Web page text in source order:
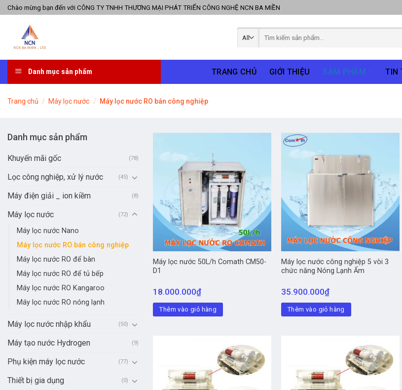
Skip
to
content
Chào mừng bạn đến với CÔNG TY TNHH THƯƠNG MẠI PHÁT TRIỂN CÔNG NGHỆ NCN BA MIỀN
Danh mục sản phẩm TRANG CHỦ GIỚI THIỆU SẢM PHẨM TIN
Trang chủ / Máy lọc nước / Máy lọc nước RO bán công nghiệp
Danh mục sản phẩm
Khuyến mãi gốc (78)
Lọc công nghiệp, xử lý nước (45)
Máy điện giải _ ion kiềm (8)
Máy lọc nước (72)
Máy lọc nước Nano
Máy lọc nước RO bán công nghiệp
Máy lọc nước RO để bàn
Máy lọc nước RO để tủ bếp
Máy lọc nước RO Kangaroo
Máy lọc nước RO nóng lạnh
Máy lọc nước nhập khẩu (50)
Máy tạo nước Hydrogen (9)
Phụ kiện máy lọc nước (77)
Thiết bị gia dụng (0)
Máy lọc nước 50L/h Comath CM50-
D1
18.000.000₫
Thêm vào giỏ hàng
Máy lọc nước công nghiệp 5 vòi 3
chức năng Nóng Lạnh Ấm
35.900.000₫
Thêm vào giỏ hàng